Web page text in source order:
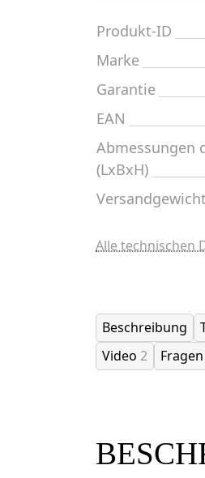
Produkt-ID
Marke
Garantie
EAN
Abmessungen
(LxBxH)
Versandgewicht
Alle technischen
Beschreibung
Video 2